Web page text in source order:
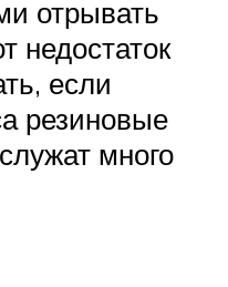
отрывать
недостаток
если
резиновые
много